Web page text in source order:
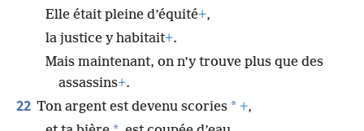
Elle était pleine d’équité+,
la justice y habitait+.
Mais maintenant, on n’y trouve plus que des
assassins+.
22 Ton argent est devenu scories * +,